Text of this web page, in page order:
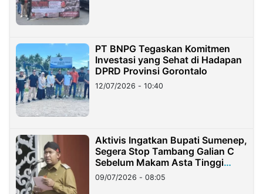
PT BNPG Tegaskan Komitmen
Investasi yang Sehat di Hadapan
DPRD Provinsi Gorontalo
12/07/2026 - 10:40
Aktivis Ingatkan Bupati Sumenep,
Segera Stop Tambang Galian C
Sebelum Makam Asta Tinggi
Longsor
09/07/2026 - 08:05